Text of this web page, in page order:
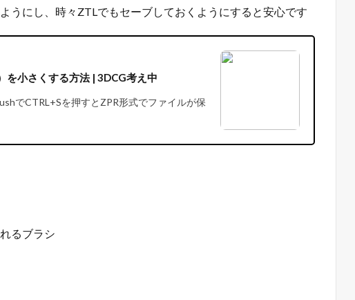
うにし、時々ZTLでもセーブしておくようにすると安心です
を小さくする方法 | 3DCG考え中
でCTRL+Sを押すとZPR形式でファイルが保
るブラシ